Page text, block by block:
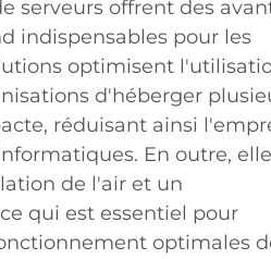
serveurs offrent des
indispensables pour les
optimisent
d'héberger
réduisant ainsi
En outre,
de l'air et un
qui est essentiel pour
optimales